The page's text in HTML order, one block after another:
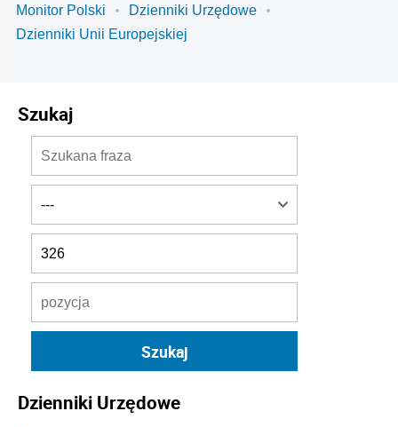
Monitor Polski
Dzienniki Urzędowe
Dzienniki Unii Europejskiej
Szukaj
Dzienniki Urzędowe